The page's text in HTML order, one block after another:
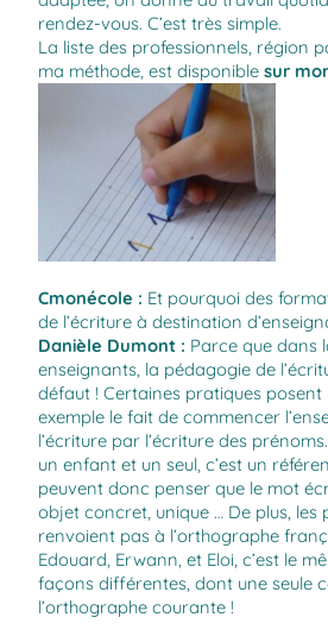
rendez-vous. C’est très simple.
La liste des professionnels, région
ma méthode, est disponible sur
Cmonécole : Et pourquoi des
de l’écriture à destination
Danièle Dumont : Parce que dans
enseignants, la pédagogie de
défaut ! Certaines pratiques
exemple le fait de commencer
l’écriture par l’écriture des
un enfant et un seul, c’est un
peuvent donc penser que le mot
objet concret, unique … De plus, les
renvoient pas à l’orthographe
Edouard, Erwann, et Eloi, c’est le
façons différentes, dont une seule
l’orthographe courante !